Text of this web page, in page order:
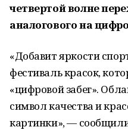
четвертой волне
аналогового на
«Добавит яркости
фестиваль красок,
«цифровой забег».
символ качества и
картинки», —